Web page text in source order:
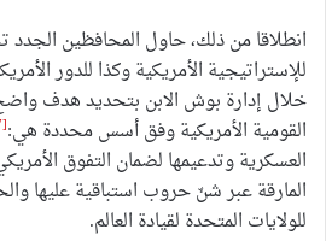
انطلاقا من ذلك، حاول المحافظين
للإستراتيجية الأمريكية وكذا للدور
خلال إدارة بوش الابن بتحديد هدف
القومية الأمريكية وفق أسس محددة هي:[17]
العسكرية وتدعيمها لضمان التفوق
المارقة عبر شنّ حروب استباقية عليها
للولايات المتحدة لقيادة العالم.